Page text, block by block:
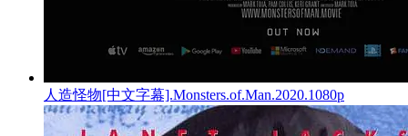
人造怪物[中文字幕].Monsters.of.Man.2020.1080p